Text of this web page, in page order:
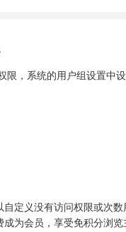
，系统的用户组设置中
定义没有访问权限或次
为会员，享受免积分浏